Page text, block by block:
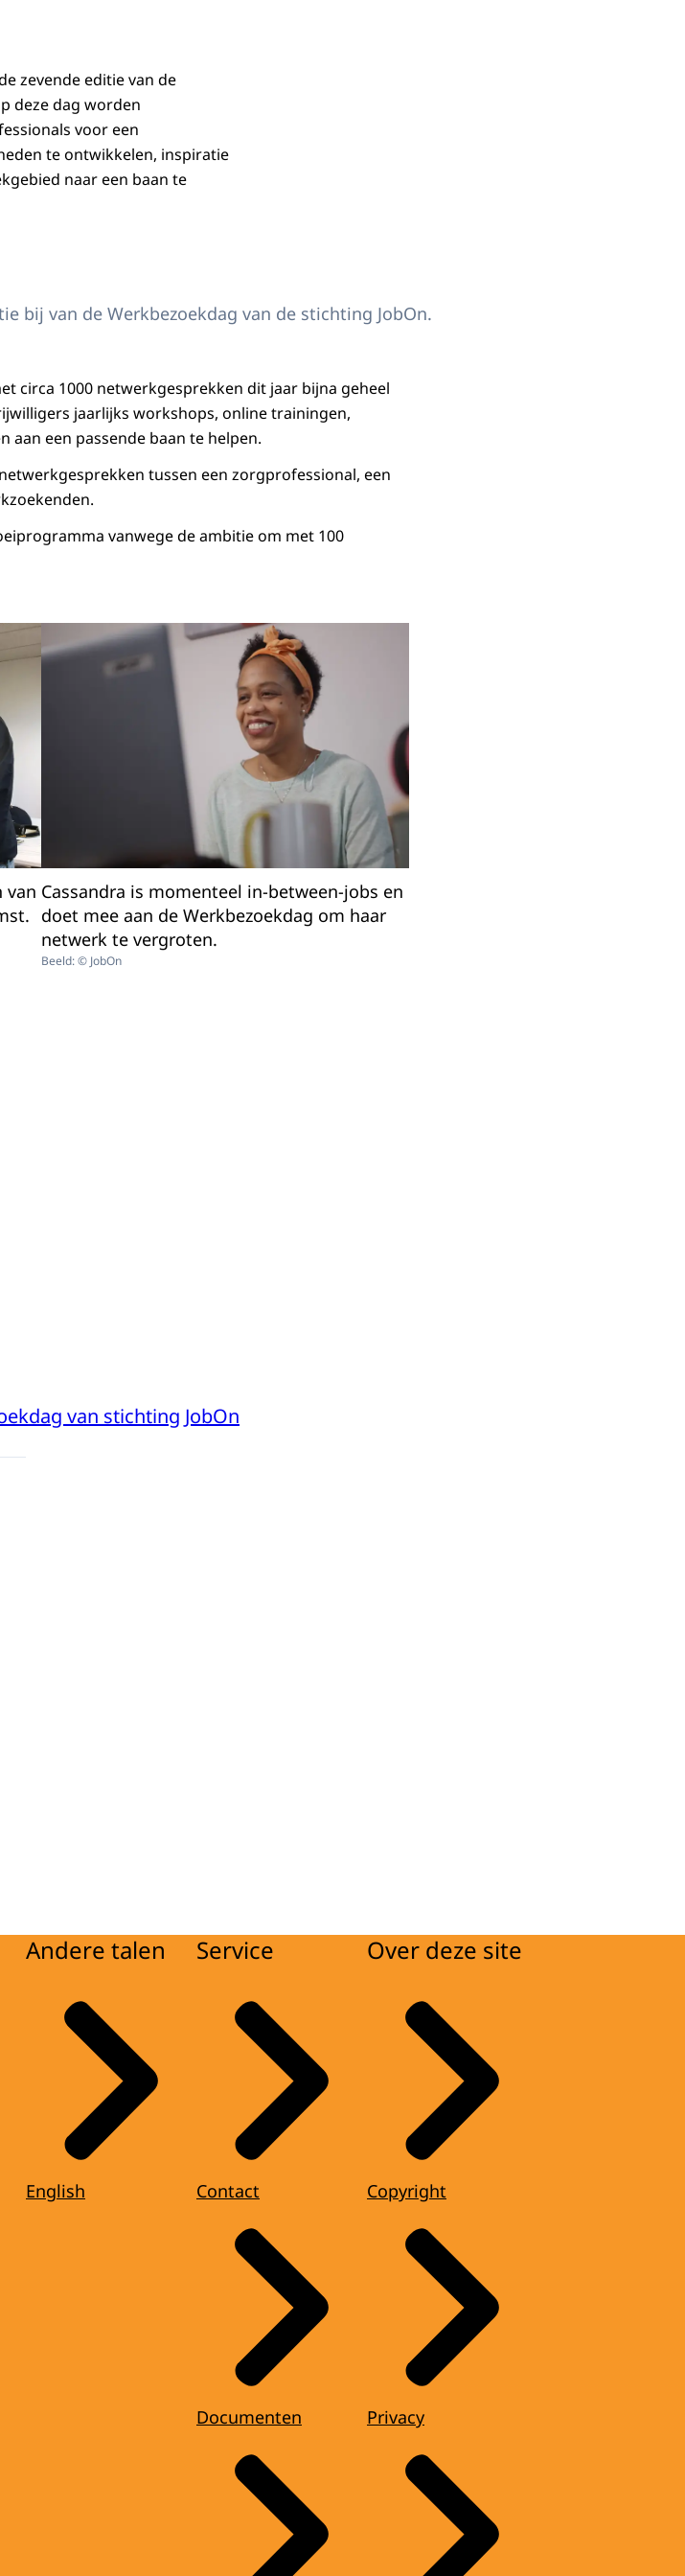
zevende editie van de
deze dag worden
voor een
te ontwikkelen, inspiratie
naar een baan te
bij van de Werkbezoekdag van de stichting JobOn.
circa 1000 netwerkgesprekken dit jaar bijna geheel
jaarlijks workshops, online trainingen,
een passende baan te helpen.
tussen een zorgprofessional, een
vanwege de ambitie om met 100
van Cassandra is momenteel in-between-jobs en
doet mee aan de Werkbezoekdag om haar
netwerk te vergroten.
Beeld: © JobOn
van stichting JobOn
Andere talen
English
Service
Contact
Documenten
Over deze site
Copyright
Privacy